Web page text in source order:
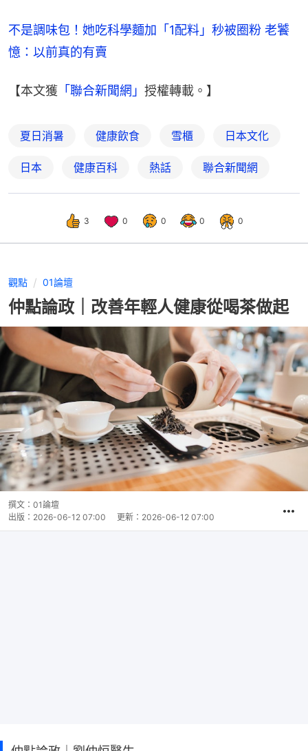
不是調味包！她吃科學麵加「1配料」秒被圈粉 老饕
憶：以前真的有賣
【本文獲 「聯合新聞網」 授權轉載。】
夏日消暑 健康飲食 雪櫃 日本文化
日本 健康百科 熱話 聯合新聞網
3 0 0 0 0
觀點 01論壇
仲點論政｜改善年輕人健康從喝茶做起
撰文： 01論壇
出版： 2026-06-12 07:00 更新： 2026-06-12 07:00